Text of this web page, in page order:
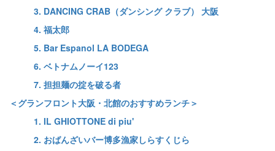
3. DANCING CRAB（ダンシング クラブ） 大阪
4. 福太郎
5. Bar Espanol LA BODEGA
6. ベトナムノーイ123
7. 担担麺の掟を破る者
＜グランフロント大阪・北館のおすすめランチ＞
1. IL GHIOTTONE di piu'
2. おばんざいバー博多漁家しらすくじら